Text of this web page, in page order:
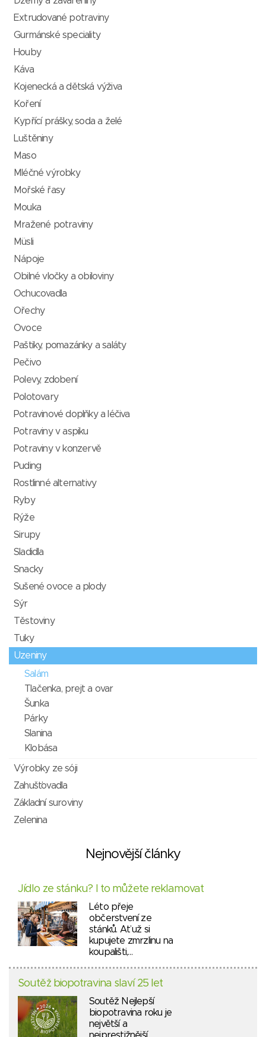
Extrudované potraviny
Gurmánské speciality
Houby
Káva
Kojenecká a dětská výživa
Koření
Kypřící prášky, soda a želé
Luštěniny
Maso
Mléčné výrobky
Mořské řasy
Mouka
Mražené potraviny
Müsli
Nápoje
Obilné vločky a obiloviny
Ochucovadla
Ořechy
Ovoce
Paštiky, pomazánky a saláty
Pečivo
Polevy, zdobení
Polotovary
Potravinové doplňky a léčiva
Potraviny v aspiku
Potraviny v konzervě
Puding
Rostlinné alternativy
Ryby
Rýže
Sirupy
Sladidla
Snacky
Sušené ovoce a plody
Sýr
Těstoviny
Tuky
Uzeniny
Salám
Tlačenka, prejt a ovar
Šunka
Párky
Slanina
Klobása
Výrobky ze sóji
Zahušťovadla
Základní suroviny
Zelenina
Nejnovější články
Jídlo ze stánku? I to můžete reklamovat
Léto přeje
občerstvení ze
stánků. Ať už si
kupujete zmrzlinu na
koupališti,…
Soutěž biopotravina slaví 25 let
Soutěž Nejlepší
biopotravina roku je
největší a